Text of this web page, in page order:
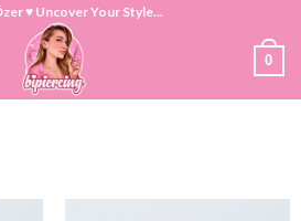
♥ Uncover Your Style...
0